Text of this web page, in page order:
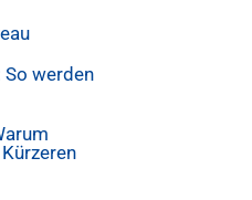
werden